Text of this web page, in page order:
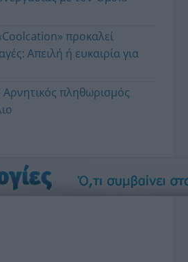
προκαλεί
Απειλή ή ευκαιρία για
πληθωρισμός